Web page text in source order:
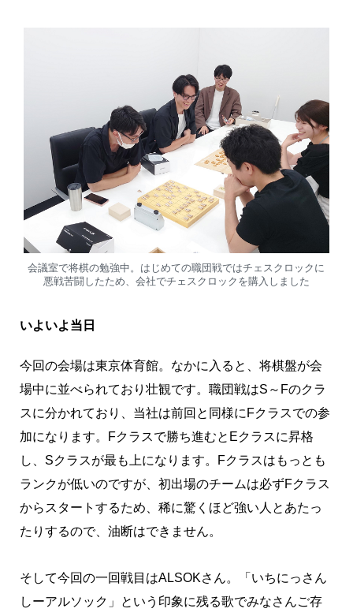
会議室で将棋の勉強中。はじめての職団戦ではチェスクロックに
悪戦苦闘したため、会社でチェスクロックを購入しました
いよいよ当日
今回の会場は東京体育館。なかに入ると、将棋盤が会
場中に並べられており壮観です。職団戦はS～Fのクラ
スに分かれており、当社は前回と同様にFクラスでの参
加になります。Fクラスで勝ち進むとEクラスに昇格
し、Sクラスが最も上になります。Fクラスはもっとも
ランクが低いのですが、初出場のチームは必ずFクラス
からスタートするため、稀に驚くほど強い人とあたっ
たりするので、油断はできません。
そして今回の一回戦目はALSOKさん。「いちにっさん
しーアルソック」という印象に残る歌でみなさんご存